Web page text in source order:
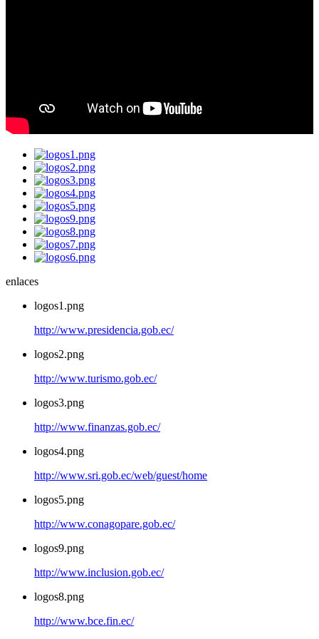
enlaces
logos1.png
http://www.presidencia.gob.ec/
logos2.png
http://www.turismo.gob.ec/
logos3.png
http://www.finanzas.gob.ec/
logos4.png
http://www.sri.gob.ec/web/guest/home
logos5.png
http://www.conagopare.gob.ec/
logos9.png
http://www.inclusion.gob.ec/
logos8.png
http://www.bce.fin.ec/